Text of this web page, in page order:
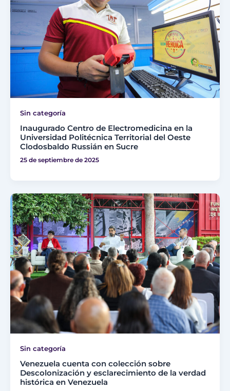
Sin categoría
Inaugurado Centro de Electromedicina en la
Universidad Politécnica Territorial del Oeste
Clodosbaldo Russián en Sucre
25 de septiembre de 2025
Sin categoría
Venezuela cuenta con colección sobre
Descolonización y esclarecimiento de la verdad
histórica en Venezuela